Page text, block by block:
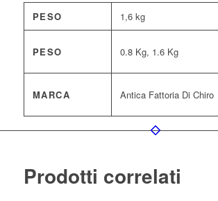
PESO 1,6 kg
PESO 0.8 Kg, 1.6 Kg
MARCA Antica Fattoria Di Chiro
Prodotti correlati